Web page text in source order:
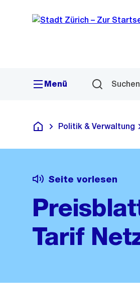
Navigation
Sprunglink
Menü Suchen
Deutsch
Politik & Verwaltung
Seite vorlesen
Tarif